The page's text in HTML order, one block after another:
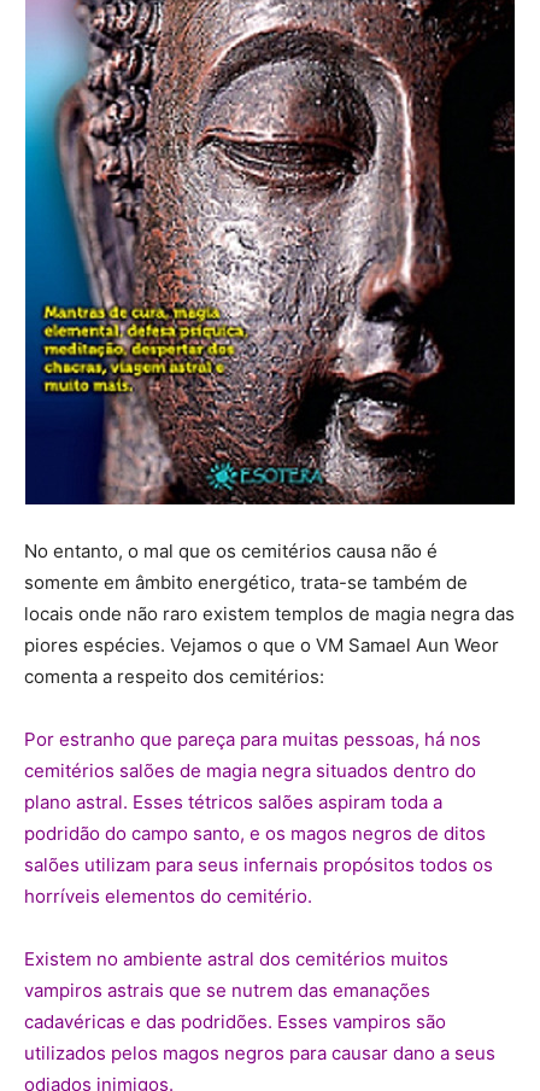
No entanto, o mal que os cemitérios causa não é
somente em âmbito energético, trata-se também de
locais onde não raro existem templos de magia negra das
piores espécies. Vejamos o que o VM Samael Aun Weor
comenta a respeito dos cemitérios:
Por estranho que pareça para muitas pessoas, há nos
cemitérios salões de magia negra situados dentro do
plano astral. Esses tétricos salões aspiram toda a
podridão do campo santo, e os magos negros de ditos
salões utilizam para seus infernais propósitos todos os
horríveis elementos do cemitério.
Existem no ambiente astral dos cemitérios muitos
vampiros astrais que se nutrem das emanações
cadavéricas e das podridões. Esses vampiros são
utilizados pelos magos negros para causar dano a seus
odiados inimigos.